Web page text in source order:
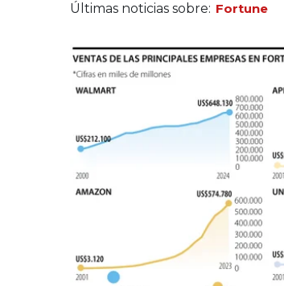
Últimas noticias sobre: Fortune